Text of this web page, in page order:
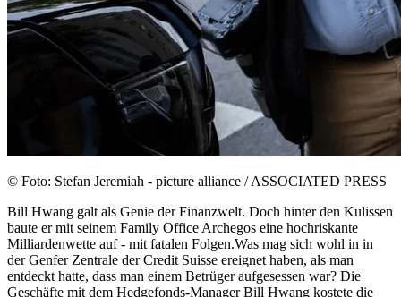
© Foto: Stefan Jeremiah - picture alliance / ASSOCIATED PRESS
Bill Hwang galt als Genie der Finanzwelt. Doch hinter den Kulissen
baute er mit seinem Family Office Archegos eine hochriskante
Milliardenwette auf - mit fatalen Folgen.Was mag sich wohl in in
der Genfer Zentrale der Credit Suisse ereignet haben, als man
entdeckt hatte, dass man einem Betrüger aufgesessen war? Die
Geschäfte mit dem Hedgefonds-Manager Bill Hwang kostete die